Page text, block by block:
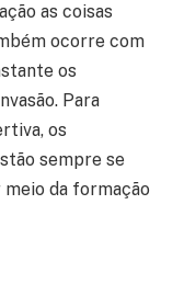
as coisas
ocorre com
os
Para
os
sempre se
da formação